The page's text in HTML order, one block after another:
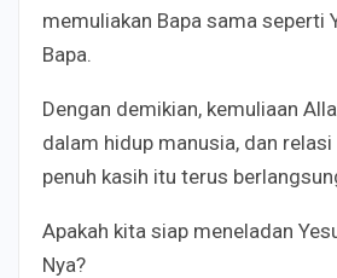
memuliakan Bapa sama seperti
Bapa.
Dengan demikian, kemuliaan
dalam hidup manusia, dan relasi
penuh kasih itu terus
Apakah kita siap meneladan
Nya?